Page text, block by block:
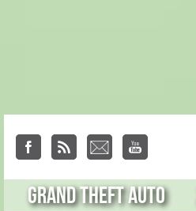
Grand Theft Auto